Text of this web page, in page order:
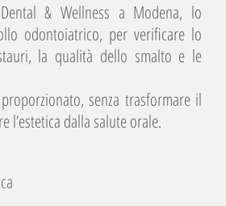
& Wellness a Modena, lo
odontoiatrico, per verificare lo
la qualità dello smalto e le
senza trasformare il
l’estetica dalla salute orale.